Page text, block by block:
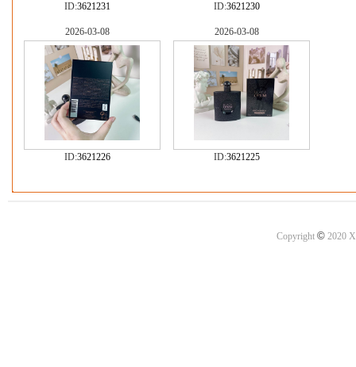
ID:3621231 ID:3621230
2026-03-08
ID:3621226
2026-03-08
ID:3621225
Copyright ©2020